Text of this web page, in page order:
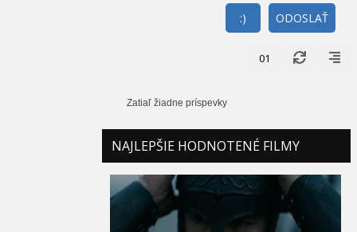
ODOSLAŤ
:)
01
Zatiaľ žiadne príspevky
NAJLEPŠIE HODNOTENÉ FILMY